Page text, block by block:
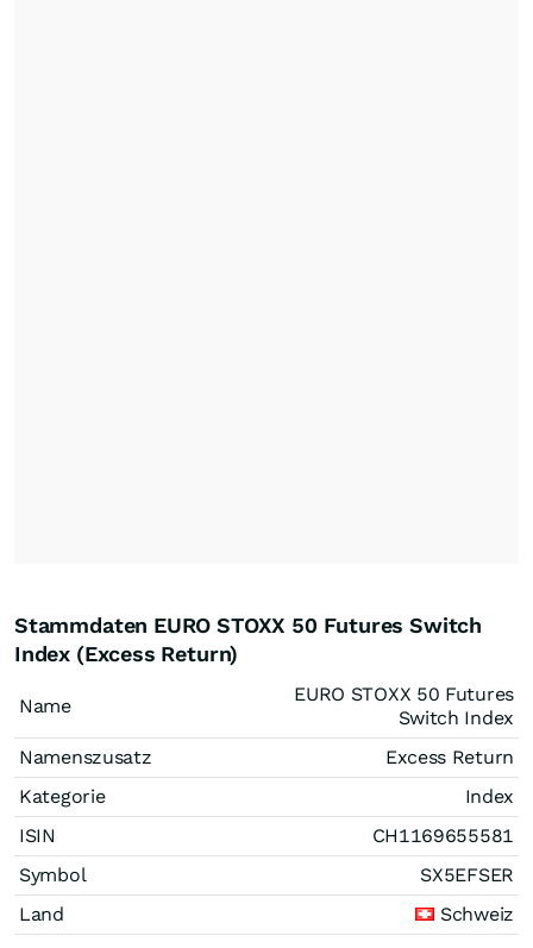
Stammdaten EURO STOXX 50 Futures Switch
Index (Excess Return)
Name
EURO STOXX 50 Futures
Switch Index
Namenszusatz
Excess Return
Kategorie
Index
ISIN
CH1169655581
Symbol
SX5EFSER
Land
Schweiz